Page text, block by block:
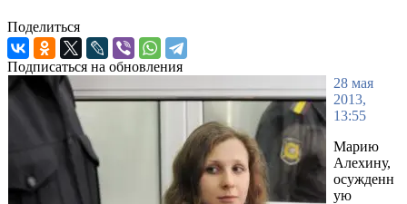
Поделиться
Подписаться на обновления
28 мая
2013,
13:55
Марию
Алехину,
осужденн
ую